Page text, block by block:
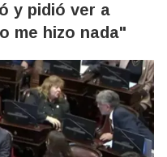
y pidió ver a
me hizo nada"